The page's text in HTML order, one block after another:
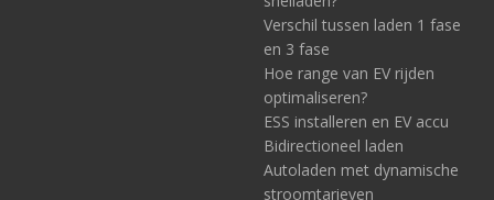
Verschil tussen laden 1 fase
en 3 fase
Hoe range van EV rijden
optimaliseren?
ESS installeren en EV accu
Bidirectioneel laden
Autoladen met dynamische
stroomtarieven